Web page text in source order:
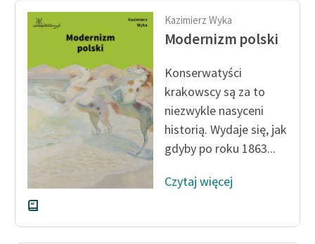
skandynawskiej literatury
feministycznej
Ręce pełne poezji
Kolekcje edukacyjne
twórców przechodzących
do domeny publicznej,
lektur szkolnych oraz
Starego Testamentu
Odkurzamy bohaterów
Szkoła Poezji Wolnych
Lektur
Kazimierz Wyka
Modernizm polski
Konserwatyści
krakowscy są za to
niezwykle nasyceni
historią. Wydaje się, jak
gdyby po roku 1863...
Czytaj więcej